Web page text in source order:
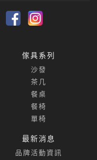
傢具系列
沙發
茶几
餐桌
餐椅
單椅
最新消息
品牌活動資訊